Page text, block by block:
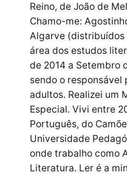
Reino, de João de
Chamo-me:
Algarve (distribuídos
área dos estudos
de 2014 a Setembro
sendo o
adultos. Realizei um
Especial. Vivi entre
Português, do
Universidade
onde trabalho como
Literatura. Ler é a